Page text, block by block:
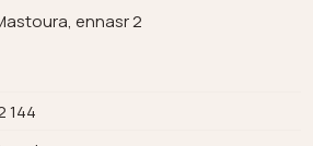
ennasr 2
144